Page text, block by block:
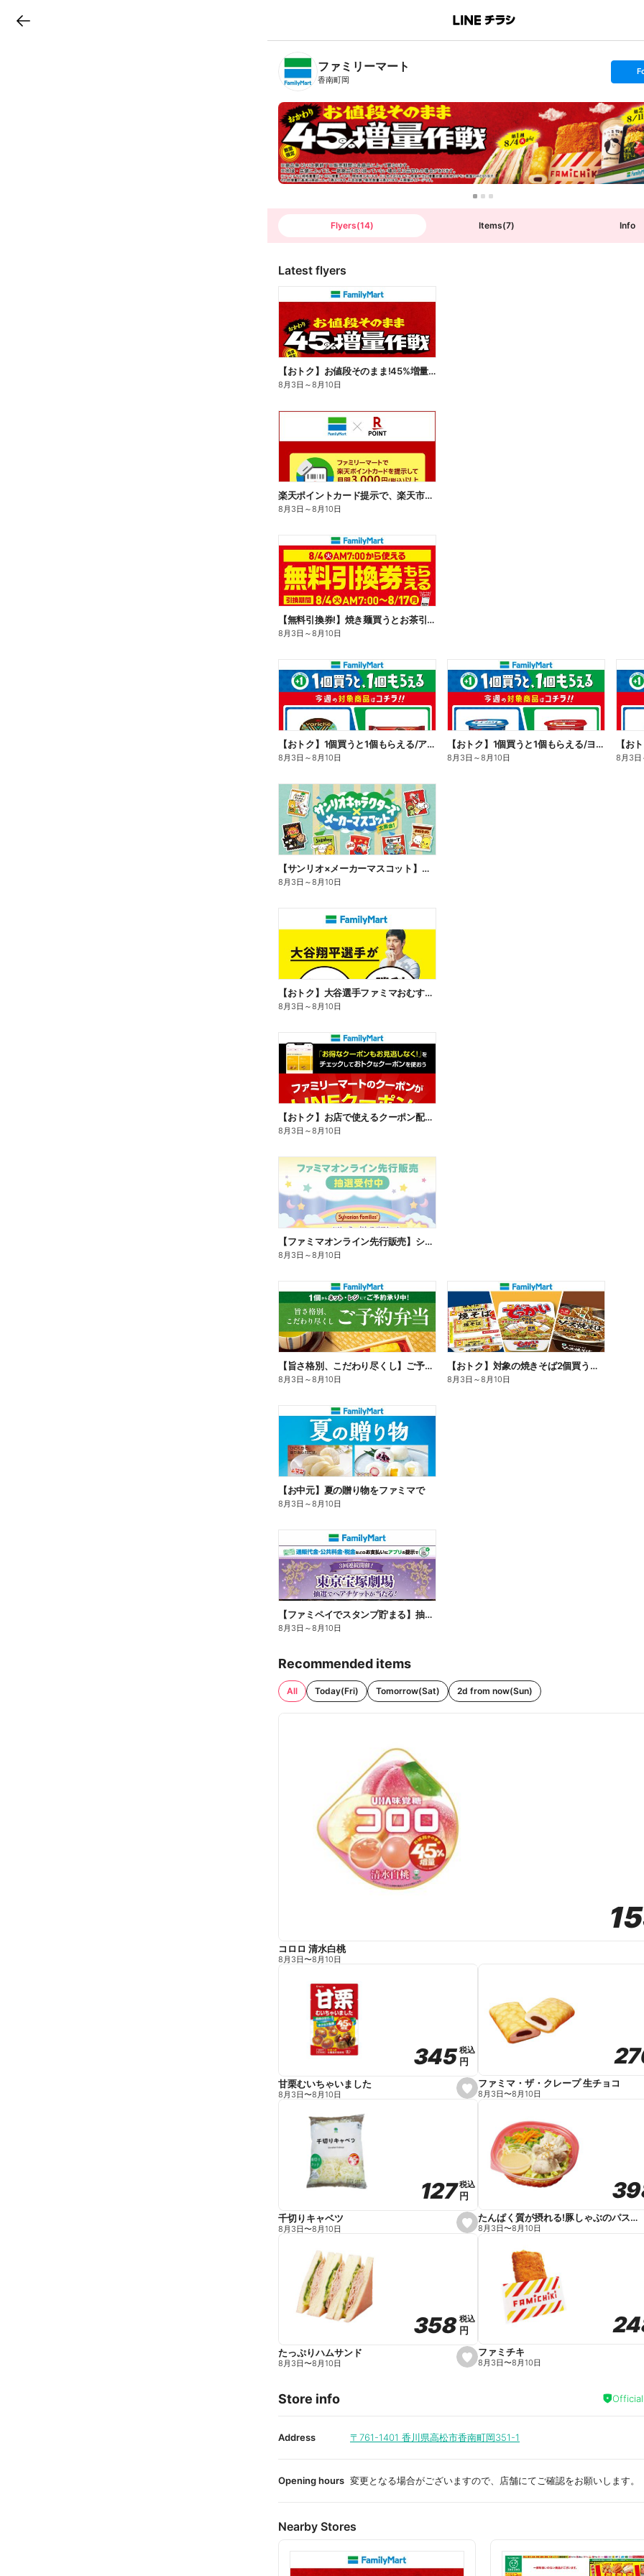
B
n
T
ファミリーマート
香南町岡
s
t
o
l
l
o
w
Flyers(14) Items(7) Info
Latest flyers
【おトク】お値段そのまま!45%増量作戦!
8月3日 ～8月10日
楽天ポイントカード提示で、楽天市場でのお買い物がおトクに!
8月3日 ～8月10日
【無料引換券!】焼き麺買うとお茶引換券貰える!
8月3日 ～8月10日
【おトク】1個買うと1個もらえる/アイス
8月3日 ～8月10日
【おトク】1個買うと1個もらえる/ヨーグルト
8月3日 ～8月10日
【お
8月3日
【サンリオ×メーカーマスコット】オリジナルグッズ貰える!
8月3日 ～8月10日
【おトク】大谷選手ファミマおむすび割
8月3日 ～8月10日
【おトク】お店で使えるクーポン配信中
8月3日 ～8月10日
【ファミマオンライン先行販売】シルバニアファミリー
8月3日 ～8月10日
【旨さ格別、こだわり尽くし】ご予約弁当
8月3日 ～8月10日
【おトク】対象の焼きそば2個買うと100円引き!
8月3日 ～8月10日
【お中元】夏の贈り物をファミマで
8月3日 ～8月10日
【ファミペイでスタンプ貯まる】抽選でペアチケットが当たる!
8月3日 ～8月10日
Recommended items
All Today(Fri) Tomorrow(Sat) 2d from now(Sun)
コロロ 清水白桃
8月3日〜8月10日
s
e
e
345
345税込
税込
円
円
甘栗むいちゃいました
8月3日〜8月10日
ファミマ・ザ・クレープ 生チョコ
8月3日〜8月10日
s
e
e
127
127税込
税込
円
円
千切りキャベツ
8月3日〜8月10日
たんぱく質が摂れる!豚しゃぶのパスタサラダ
8月3日〜8月10日
s
e
i
t
358
358税込
税込
円
円
たっぷりハムサンド
8月3日〜8月10日
ファミチキ
8月3日〜8月10日
Store info
Address 〒761-1401 香川県高松市香南町岡351-1
Opening hours 変更となる場合がございますので、店舗にてご確認をお願いします。
Nearby Stores